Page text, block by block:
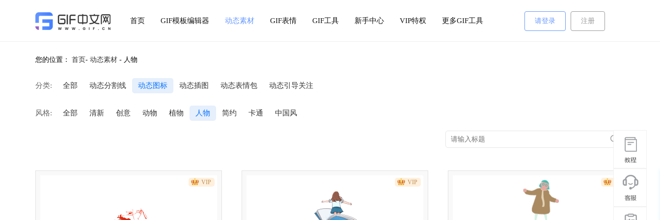
首页 GIF模板编辑器 动态素材 GIF表情 GIF工具 新手中心 VIP特权 更多GIF工具 请登录 注册
您的位置： 首页- 动态素材 - 人物
分类: 全部 动态分割线 动态图标 动态插图 动态表情包 动态引导关注
风格: 全部 清新 创意 动物 植物 人物 简约 卡通 中国风
VIP VIP VIP